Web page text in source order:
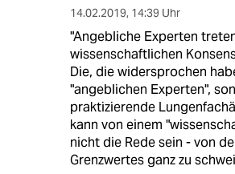
14.02.2019, 14:39 Uhr
"Angebliche Experten
wissenschaftlichen
Die, die widersprochen
"angeblichen Experten",
praktizierende
kann von einem
nicht die Rede sein - von
Grenzwertes ganz zu